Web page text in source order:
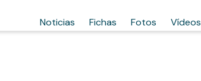
Noticias Fichas Fotos Vídeos